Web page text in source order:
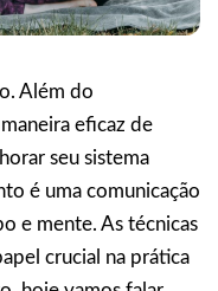
Além do
eficaz de
seu sistema
é uma comunicação
e mente. As técnicas
crucial na prática